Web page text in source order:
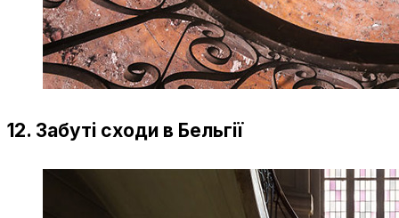
12. Забуті сходи в Бельгії